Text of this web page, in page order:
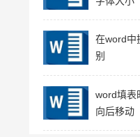
在word中
别
word填表
向后移动